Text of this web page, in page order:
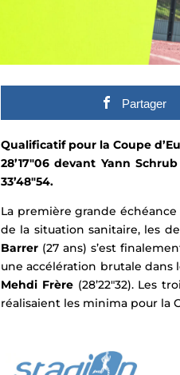
Partager
Qualificatif pour la Coupe
28’17″06 devant Yann Schrub
33’48″54.
La première grande
de la situation sanitaire, les
Barrer (27 ans) s’est
une accélération brutale dans
Mehdi Frère(28’22″32). Les
réalisaient les minima pour la